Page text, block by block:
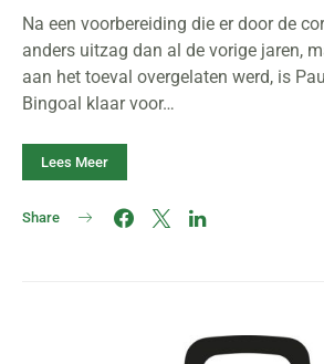
Na een voorbereiding die er door de
anders uitzag dan al de vorige jaren,
aan het toeval overgelaten werd, is
Bingoal klaar voor…
Lees Meer
Share